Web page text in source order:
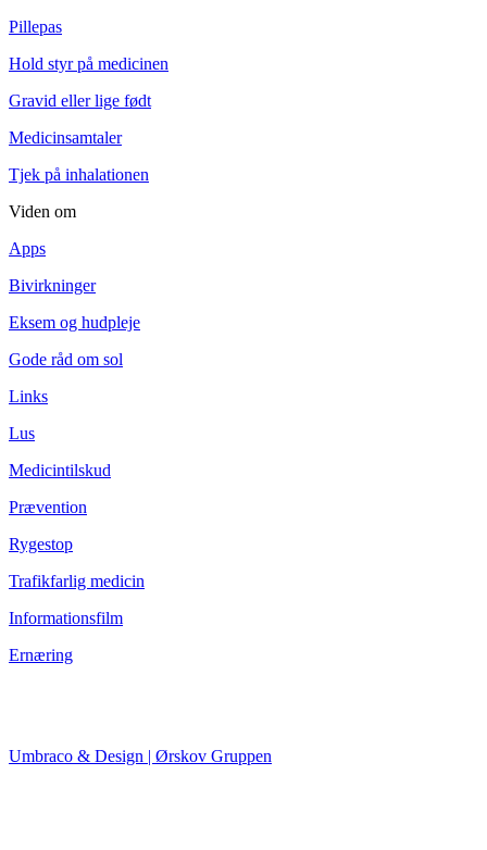
Pillepas
Hold styr på medicinen
Gravid eller lige født
Medicinsamtaler
Tjek på inhalationen
Viden om
Apps
Bivirkninger
Eksem og hudpleje
Gode råd om sol
Links
Lus
Medicintilskud
Prævention
Rygestop
Trafikfarlig medicin
Informationsfilm
Ernæring
Umbraco & Design | Ørskov Gruppen